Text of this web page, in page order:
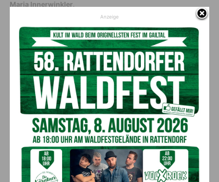
Maria Innerwinkler
Berufstitel wurden verliehen an:
Professor Klaus Edlinger, Journalist, Schriftsteller
Medizinalrat Bernd Fleischmann, Zahnarzt
Medizinalrat Erich Kollmitzer, Facharzt für Hals-, Nasen- und
Ohrenheilkunde
Medizinalrat Kurt Emanuel Ott, Arzt für Allgemeinmedizin
Regierungsrat Martin Gspandl, Landesregierung
Regierungsrätin Karoline Kaidisch, Landesregierung
Regierungsrat Walter Werner, Magistrat Villach
Oberstudienrätin Bärbel Ginsberg, BRG Viktring
Oberstudienrätin Brigitte Jost-Kristof, Höhere Lehranstalt für
wirtsch. Berufe des Kärntner Caritasverb.
Oberstudienrätin Elisabeth Meierhofer-Hainz, BRG Klagenfurt
Anzeige